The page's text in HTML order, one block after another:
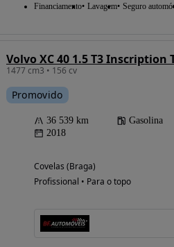
Financiamento Lavagem Seguro
Volvo XC 40 1.5 T3 Inscription
1477 cm3 • 156 cv
Promovido
36 539 km Gasolina
2018
Covelas (Braga)
Profissional • Para o topo